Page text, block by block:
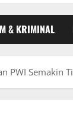
& KRIMINAL
PWI Semakin